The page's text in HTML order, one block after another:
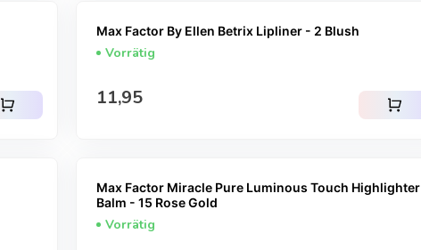
shopping_cart
Max Factor By Ellen Betrix Lipliner - 2 Blush
Vorrätig
Regulärer Preis
11,95 shopping_cart
Max Factor Miracle Pure Luminous Touch Highlighter
Balm - 15 Rose Gold
Vorrätig